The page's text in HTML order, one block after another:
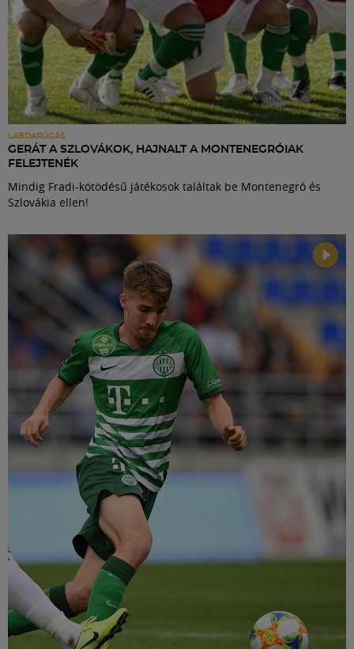
LABDARÚGÁS
GERÁT A SZLOVÁKOK, HAJNALT A MONTENEGRÓIAK
FELEJTENÉK
Mindig Fradi-kötödésű játékosok találtak be Montenegró és
Szlovákia ellen!